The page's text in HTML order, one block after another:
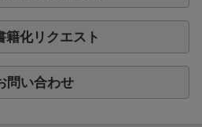
籍化リクエスト
問い合わせ